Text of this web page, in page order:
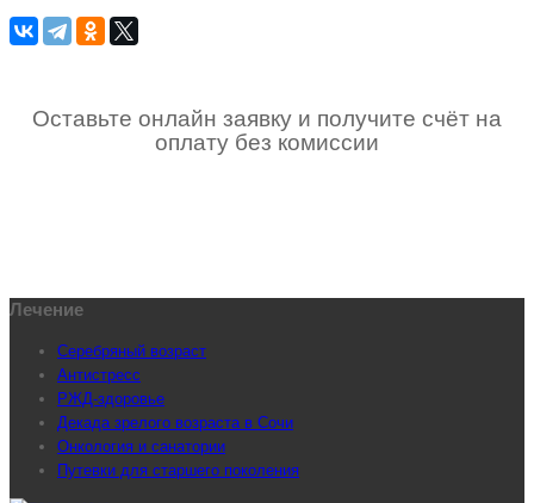
Оставьте онлайн заявку и получите счёт на
оплату без комиссии
Лечение
Серебряный возраст
Антистресс
РЖД-здоровье
Декада зрелого возраста в Сочи
Онкология и санатории
Путевки для старшего поколения